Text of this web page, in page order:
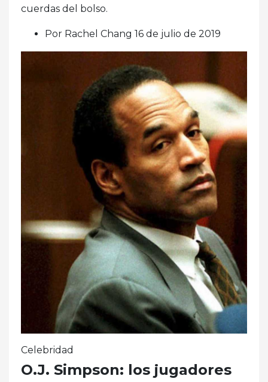
cuerdas del bolso.
Por Rachel Chang 16 de julio de 2019
Celebridad
O.J. Simpson: los jugadores